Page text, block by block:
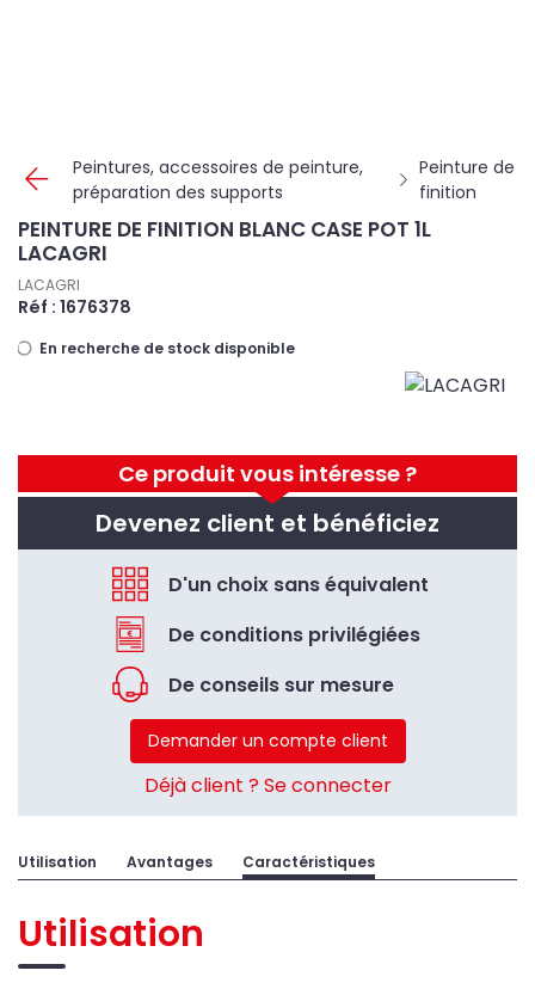
Peintures, accessoires de peinture,
préparation des supports
Peinture de
finition
Ce produit vous intéresse ?
Devenez client et bénéficiez
D'un choix sans équivalent
De conditions privilégiées
De conseils sur mesure
Demander un compte client
Déjà client ? Se connecter
PEINTURE DE FINITION BLANC CASE POT 1L
LACAGRI
LACAGRI
Réf : 1676378
En recherche de stock disponible
Utilisation Avantages Caractéristiques
Utilisation